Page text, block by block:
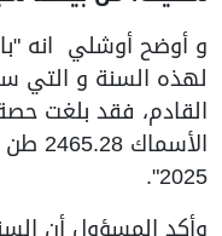
و أوضح أوشلي انه
لهذه السنة و التي
القادم، فقد بلغت
2025".